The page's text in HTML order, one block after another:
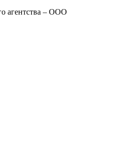
агентства – ООО